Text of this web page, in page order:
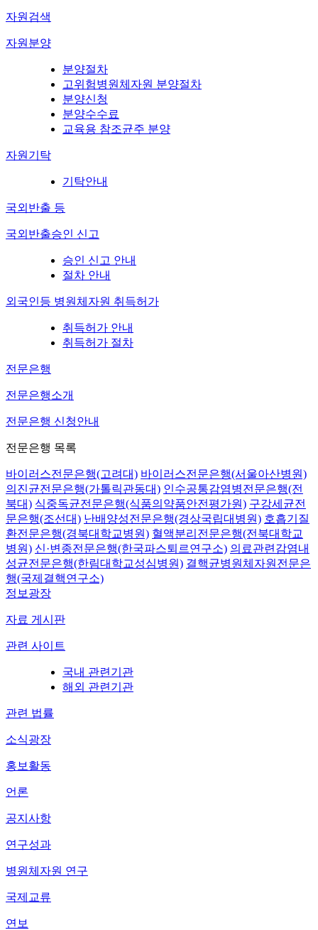
자원검색
자원분양
분양절차
고위험병원체자원 분양절차
분양신청
분양수수료
교육용 참조균주 분양
자원기탁
기탁안내
국외반출 등
국외반출승인 신고
승인 신고 안내
절차 안내
외국인등 병원체자원 취득허가
취득허가 안내
취득허가 절차
전문은행
전문은행소개
전문은행 신청안내
전문은행 목록
바이러스전문은행(고려대) 바이러스전문은행(서울아산병원)
의진균전문은행(가톨릭관동대) 인수공통감염병전문은행(전
북대) 식중독균전문은행(식품의약품안전평가원) 구강세균전
문은행(조선대) 난배양성전문은행(경상국립대병원) 호흡기질
환전문은행(경북대학교병원) 혈액분리전문은행(전북대학교
병원) 신·변종전문은행(한국파스퇴르연구소) 의료관련감염내
성균전문은행(한림대학교성심병원) 결핵균병원체자원전문은
행(국제결핵연구소)
정보광장
자료 게시판
관련 사이트
국내 관련기관
해외 관련기관
관련 법률
소식광장
홍보활동
언론
공지사항
연구성과
병원체자원 연구
국제교류
연보